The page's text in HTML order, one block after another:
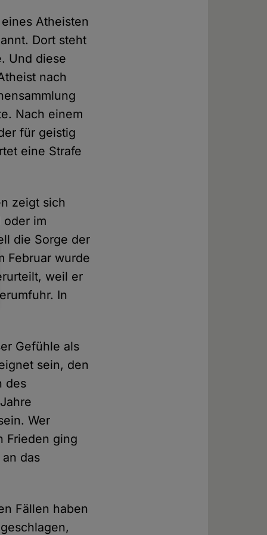
Atheisten
Dort steht
Und diese
nach
Nach einem
für geistig
eine Strafe
zeigt sich
oder im
die Sorge der
Februar wurde
weil er
In
Gefühle als
sein, den
des
Wer
Frieden ging
das
Fällen haben